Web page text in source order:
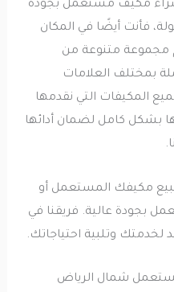
مكيف مستعمل بجودة
أيضًا في المكان
متنوعة من
العلامات
المكيفات التي نقدمها
كامل لضمان أدائها
مكيفك المستعمل أو
عالية. فريقنا في
وتلبية احتياجاتك.
شمال الرياض